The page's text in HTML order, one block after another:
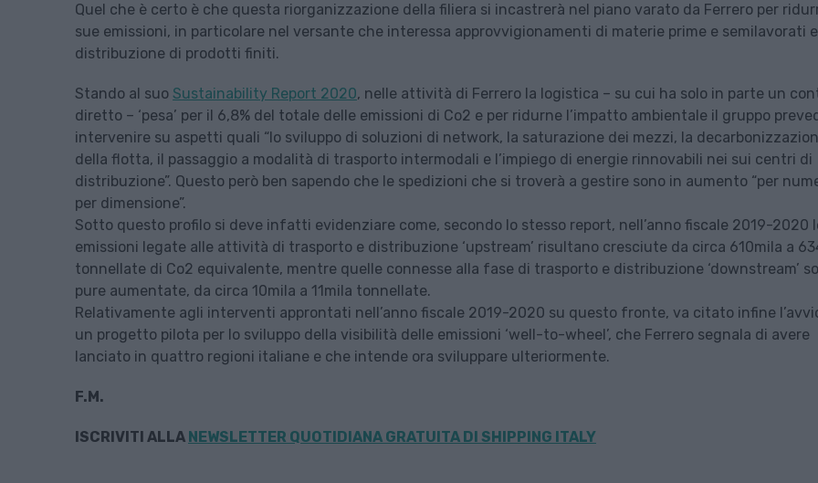
Quel che è certo è che questa riorganizzazione della filiera si incastrerà nel piano varato da Ferrero per
sue emissioni, in particolare nel versante che interessa approvvigionamenti di materie prime e semilavorati e
distribuzione di prodotti finiti.
Stando al suo Sustainability Report 2020, nelle attività di Ferrero la logistica – su cui ha solo in parte un
diretto – ‘pesa’ per il 6,8% del totale delle emissioni di Co2 e per ridurne l’impatto ambientale il gruppo
intervenire su aspetti quali “lo sviluppo di soluzioni di network, la saturazione dei mezzi, la
della flotta, il passaggio a modalità di trasporto intermodali e l’impiego di energie rinnovabili nei sui centri di
distribuzione”. Questo però ben sapendo che le spedizioni che si troverà a gestire sono in aumento “per
per dimensione”.
Sotto questo profilo si deve infatti evidenziare come, secondo lo stesso report, nell’anno fiscale 2019-2020
emissioni legate alle attività di trasporto e distribuzione ‘upstream’ risultano cresciute da circa 610mila a
tonnellate di Co2 equivalente, mentre quelle connesse alla fase di trasporto e distribuzione ‘downstream’
pure aumentate, da circa 10mila a 11mila tonnellate.
Relativamente agli interventi approntati nell’anno fiscale 2019-2020 su questo fronte, va citato infine
un progetto pilota per lo sviluppo della visibilità delle emissioni ‘well-to-wheel’, che Ferrero segnala di avere
lanciato in quattro regioni italiane e che intende ora sviluppare ulteriormente.
F.M.
ISCRIVITI ALLA NEWSLETTER QUOTIDIANA GRATUITA DI SHIPPING ITALY